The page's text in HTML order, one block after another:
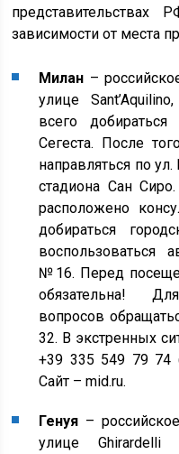
зависимости от места
Милан –
улице
всего
Сегеста. После
направляться по
стадиона Сан
расположено
добираться
воспользоваться
№16. Перед
обязательна!
вопросов
32. В экстренных
+39 335 549 79 74
Сайт – mid.ru.
Генуя –
улице